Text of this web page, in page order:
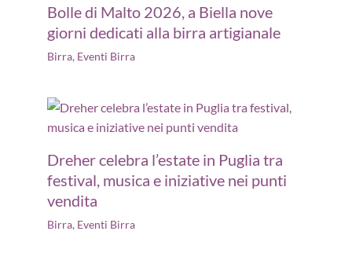
Bolle di Malto 2026, a Biella nove
giorni dedicati alla birra artigianale
Birra, Eventi Birra
Dreher celebra l’estate in Puglia tra
festival, musica e iniziative nei punti
vendita
Birra, Eventi Birra